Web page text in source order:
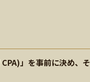
」を事前に決め、そ